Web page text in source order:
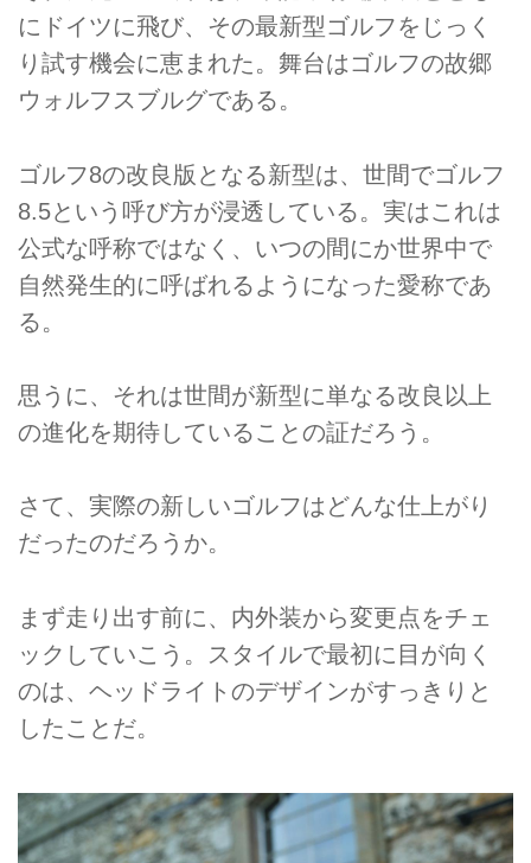
にドイツに飛び、その最新型ゴルフをじっく
り試す機会に恵まれた。舞台はゴルフの故郷
ウォルフスブルグである。
ゴルフ8の改良版となる新型は、世間でゴルフ
8.5という呼び方が浸透している。実はこれは
公式な呼称ではなく、いつの間にか世界中で
自然発生的に呼ばれるようになった愛称であ
る。
思うに、それは世間が新型に単なる改良以上
の進化を期待していることの証だろう。
さて、実際の新しいゴルフはどんな仕上がり
だったのだろうか。
まず走り出す前に、内外装から変更点をチェ
ックしていこう。スタイルで最初に目が向く
のは、ヘッドライトのデザインがすっきりと
したことだ。